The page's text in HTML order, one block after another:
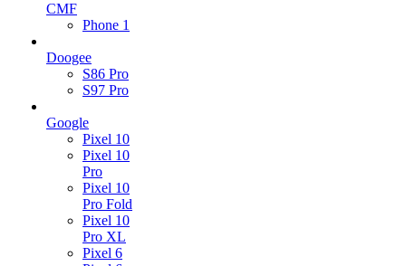
CMF
Phone 1
Doogee
S86 Pro
S97 Pro
Google
Pixel 10
Pixel 10
Pro
Pixel 10
Pro Fold
Pixel 10
Pro XL
Pixel 6